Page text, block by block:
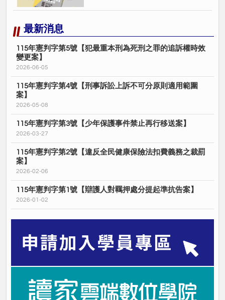
最新消息
115年憲判字第5號【犯最重本刑為死刑之罪的追訴權時效
變更案】
2026-06-05
115年憲判字第4號【刑事訴訟上訴不可分原則適用範圍
案】
2026-05-08
115年憲判字第3號【少年保護事件禁止再行移送案】
2026-03-27
115年憲判字第2號【違反全民健康保險法扣費義務之裁罰
案】
2026-02-06
115年憲判字第1號【辯護人對羈押處分提起準抗告案】
2026-01-02